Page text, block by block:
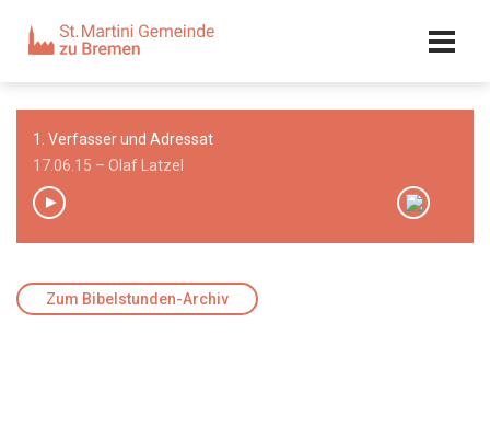
Kalender
Kontakt
Adresse
Team
1. Verfasser und Adressat
17.06.15 – Olaf Latzel
Zum Bibelstunden-Archiv